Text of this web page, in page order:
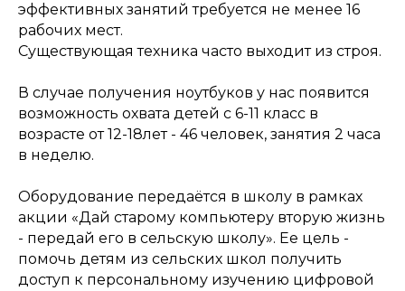
эффективных занятий требуется не менее 16
рабочих мест.
Существующая техника часто выходит из строя.
В случае получения ноутбуков у нас появится
возможность охвата детей с 6-11 класс в
возрасте от 12-18лет - 46 человек, занятия 2 часа
в неделю.
Оборудование передаётся в школу в рамках
акции «Дай старому компьютеру вторую жизнь
- передай его в сельскую школу». Ее цель -
помочь детям из сельских школ получить
доступ к персональному изучению цифровой